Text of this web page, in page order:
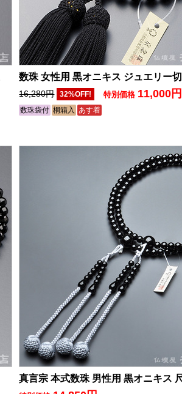
数珠 女性用 黒オニキス ジュエリー
16,280円 32%OFF! 特別価格 11,000円
数珠袋付 桐箱入 あす着
真言宗 本式数珠 男性用 黒オニキス